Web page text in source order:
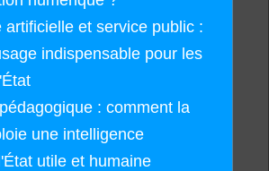
artificielle et service public :
indispensable pour les
: comment la
une intelligence
utile et humaine